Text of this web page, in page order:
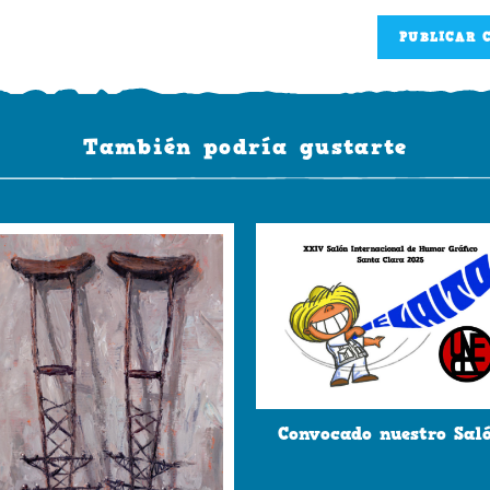
comentar
web
(opcional)
También podría gustarte
Convocado nuestro